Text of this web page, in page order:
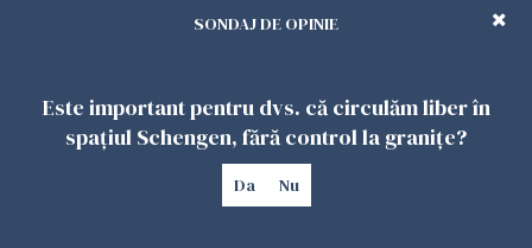
SONDAJ DE OPINIE
Este important pentru dvs. că circulăm liber în
spațiul Schengen, fără control la granițe?
Da Nu